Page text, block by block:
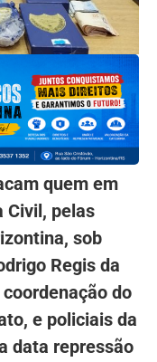
quem em
Civil, pelas
sob
Regis da
do
e policiais da
data repressão